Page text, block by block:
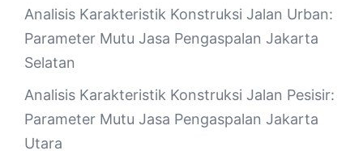
Analisis Karakteristik Konstruksi Jalan Urban:
Parameter Mutu Jasa Pengaspalan Jakarta
Selatan
Analisis Karakteristik Konstruksi Jalan Pesisir:
Parameter Mutu Jasa Pengaspalan Jakarta
Utara